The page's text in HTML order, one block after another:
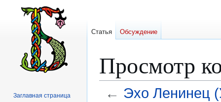
Просмотр
← Эхо Ленинец
Статья Обсуждение
Заглавная страница